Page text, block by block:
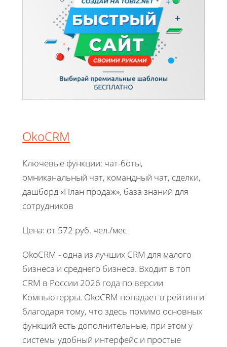
OkoCRM
Ключевые функции: чат-боты,
омниканальный чат, командный чат, сделки,
дашборд «План продаж», база знаний для
сотрудников
Цена: от 572 руб. чел./мес
OkoCRM - одна из лучших CRM для малого
бизнеса и среднего бизнеса. Входит в топ
CRM в России 2026 года по версии
Компьютерры. OkoCRM попадает в рейтинги
благодаря тому, что здесь помимо основных
функций есть дополнительные, при этом у
системы удобный интерфейс и простые